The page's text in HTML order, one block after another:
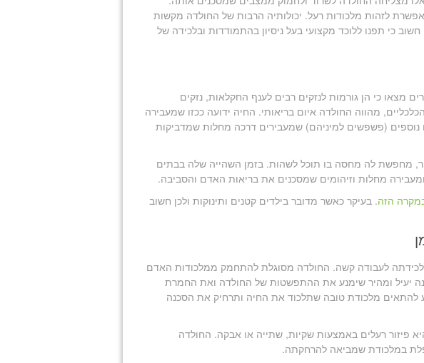
לזהות מלכודות רעל. יכולותיה הרבות של החולדה מקשות
כי תפנו ללוכד מקצועי בעל ניסיון בהתמודדות ובלכידה של
מצאו כי הן גורמות לנזקים רבים לענף החקלאות, נזקים
מהווה החולדה איום בריאותי. החיה ידועה ככזו שמעבירה
נוספים (פשפשים למיניהם) שמעבירים דרכה מחלות שמדביקות
מחפשת לה מחסה בו תוכל לשהות. בזמן השהייה שלה בבתים
מחלות וזיהומים שמסכנים את בריאות האדם והסביבה.
הזה. בעיקר כאשר מדובר בילדים קטנים ותינוקות ולכן חשוב
לעבודה קשה. החולדה מסוגלת להתחמק ממלכודות האדם
יעיל ומהיר שימנע את ההתפשטות של החולדה ואת החמרת
להתאים מלכודת טובה שתלכוד את החיה ותרחיק את הסכנה
פיזור רעלים באמצעות שקיות, שתייה או אבקה. החולדה
במלכודת שמביאה להרחקתה.